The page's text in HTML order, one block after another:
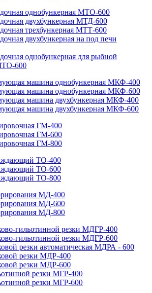
однобункерная МТО-600
двухбункерная МТД-600
трехбункерная МТТ-600
двухбункерная на под печи
однобункерная для рыбной
600
машина однобункерная МКФ-400
машина однобункерная МКФ-600
машина двухбункерная МКФ-400
машина двухбункерная МКФ-600
ГМ-400
ГМ-600
ГМ-800
ТО-400
ТО-600
ТО-800
МД-400
МД-600
МД-800
гильотинной резки МДГР-400
гильотинной резки МДГР-600
резки автоматическая МДРА - 600
резки МДР-400
резки МДР-600
резки МГР-400
резки МГР-600